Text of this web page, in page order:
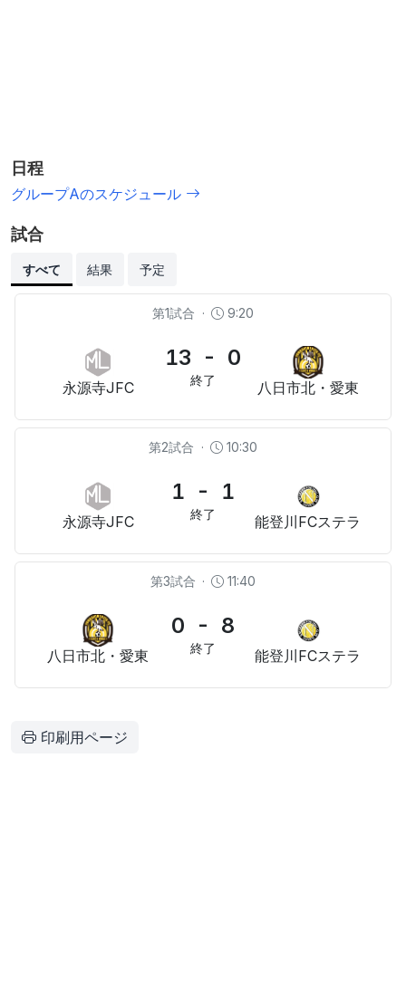
日程
グループAのスケジュール
試合
すべて 結果 予定
第1試合 · 9:20
永源寺JFC
13 - 0
終了 八日市北・愛東
第2試合 · 10:30
永源寺JFC
1 - 1
終了 能登川FCステラ
第3試合 · 11:40
八日市北・愛東
0 - 8
終了 能登川FCステラ
印刷用ページ